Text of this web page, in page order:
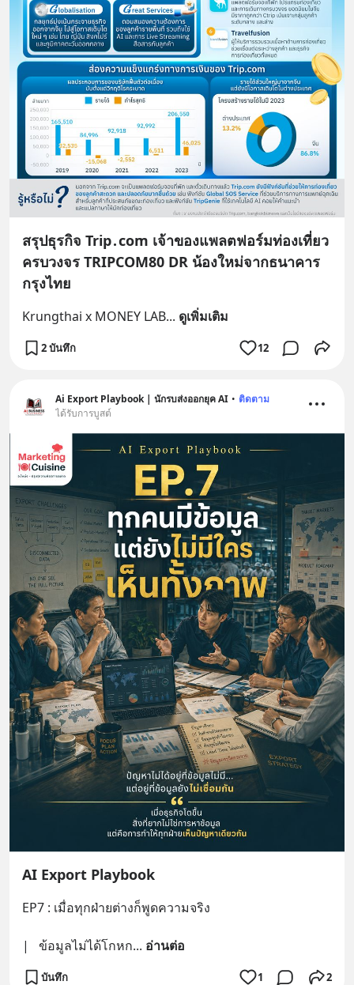
สรุปธุรกิจ Trip․com เจ้าของแพลตฟอร์มท่องเที่ยว
ครบวงจร TRIPCOM80 DR น้องใหม่จากธนาคาร
กรุงไทย
Krungthai x MONEY LAB... ดูเพิ่มเติม
2 บันทึก 12
Ai Export Playbook | นักรบส่งออกยุค AI • ติดตาม
ได้รับการบูสต์
AI Export Playbook
EP7 : เมื่อทุกฝ่ายต่างก็พูดความจริง
|   ข้อมูลไม่ได้โกหก... อ่านต่อ
บันทึก 1 2